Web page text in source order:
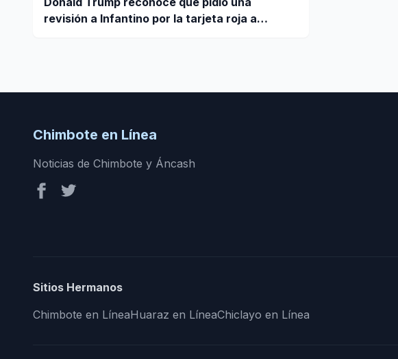
revisión a Infantino por la tarjeta roja a
Chimbote en Línea
Noticias de Chimbote y Áncash
Sitios Hermanos
Chimbote en LíneaHuaraz en LíneaChiclayo en Línea